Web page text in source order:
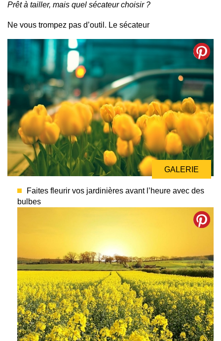
Prêt à tailler, mais quel sécateur choisir ?
Ne vous trompez pas d’outil. Le sécateur
GALERIE
Faites fleurir vos jardinières avant l’heure avec des
bulbes